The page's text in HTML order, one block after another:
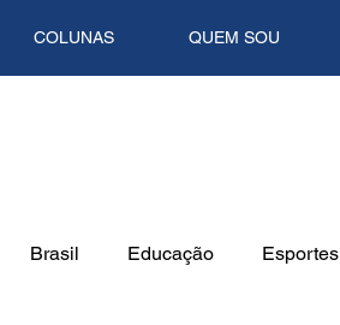
COLUNAS QUEM SOU
Brasil Educação Esportes